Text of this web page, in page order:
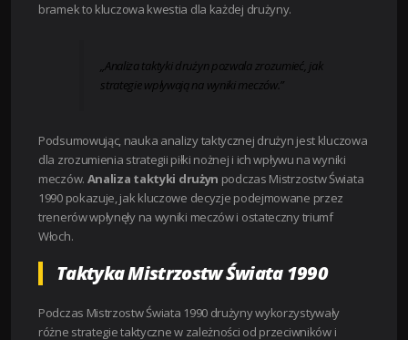
bramek to kluczowa kwestia dla każdej drużyny.
„Analiza taktyki drużyn pozwala zrozumieć, jak
strategie wpływają na wyniki meczów.”
Podsumowując, nauka analizy taktycznej drużyn jest kluczowa
dla zrozumienia strategii piłki nożnej i ich wpływu na wyniki
meczów. Analiza taktyki drużyn podczas Mistrzostw Świata
1990 pokazuje, jak kluczowe decyzje podejmowane przez
trenerów wpłynęły na wyniki meczów i ostateczny triumf
Włoch.
Taktyka Mistrzostw Świata 1990
Podczas Mistrzostw Świata 1990 drużyny wykorzystywały
różne strategie taktyczne w zależności od przeciwników i